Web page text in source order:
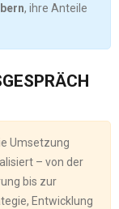
, ihre Anteile
Umsetzung
– von der
bis zur
Entwicklung